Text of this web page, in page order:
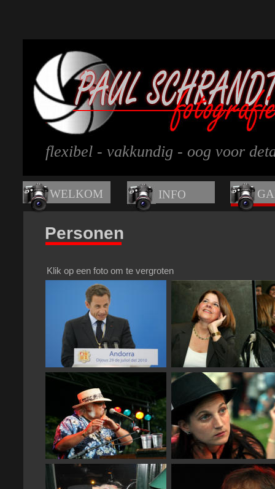
flexibel - vakkundig - oog voor
WELKOM INFO
Personen
Klik op een foto om te vergroten